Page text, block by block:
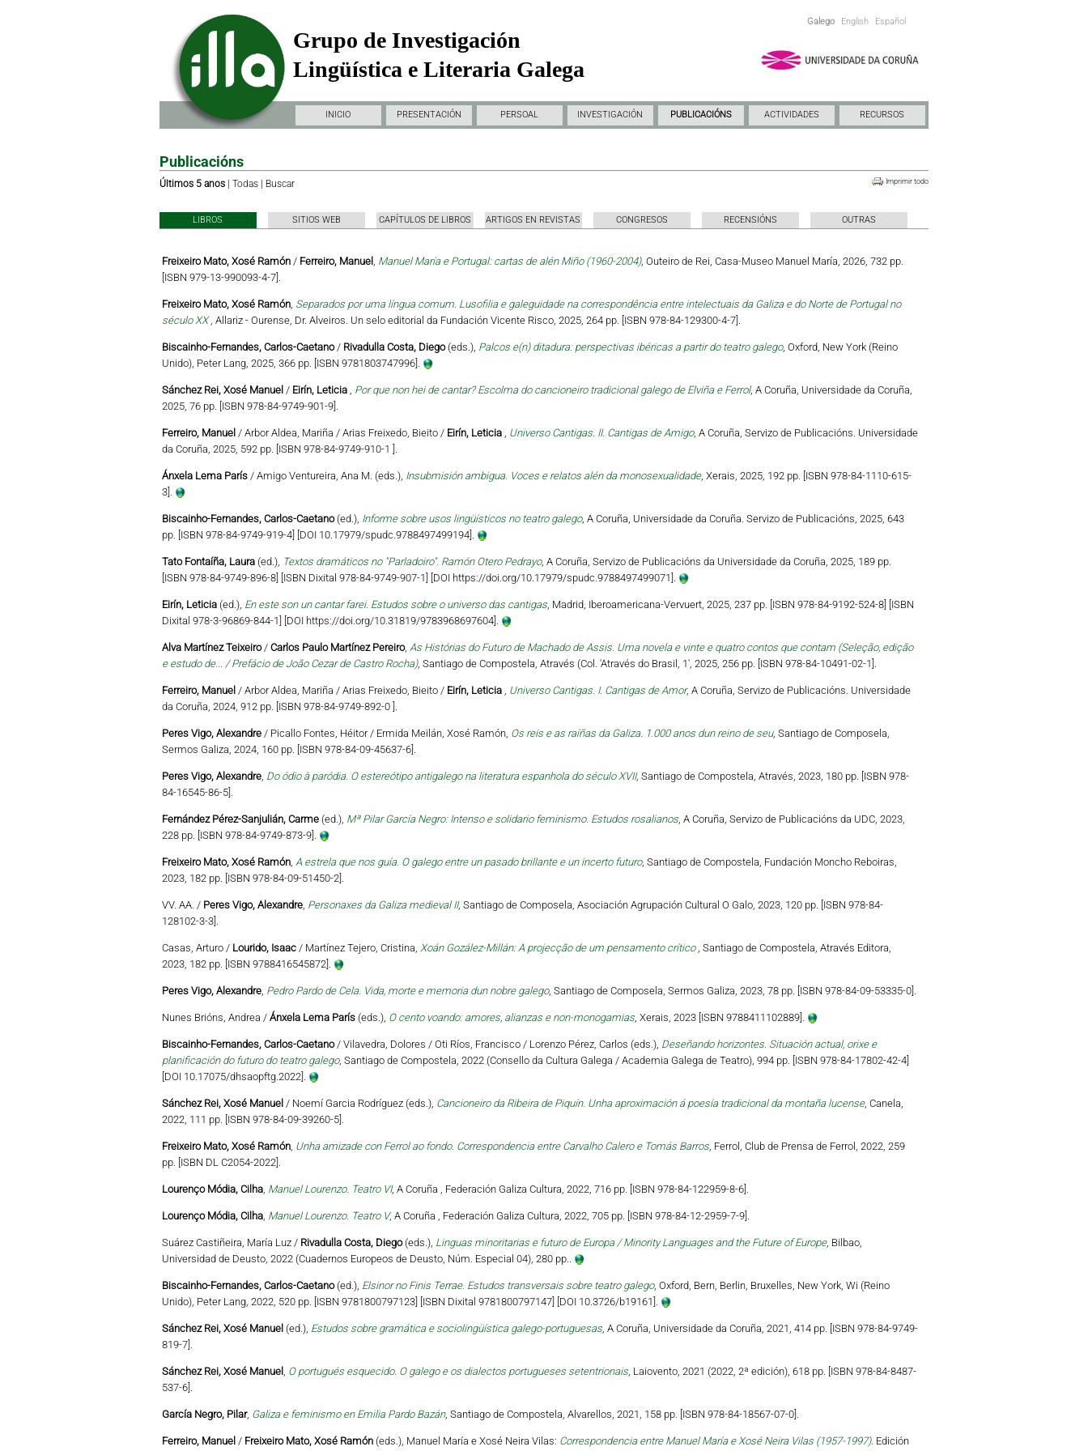
Galego English Español
Grupo de Investigación
Lingüística e Literaria Galega
INICIO PRESENTACIÓN PERSOAL INVESTIGACIÓN PUBLICACIÓNS ACTIVIDADES RECURSOS
Publicacións
Últimos 5 anos| Todas| Buscar Imprimir todo
LIBROS SITIOS WEB CAPÍTULOS DE LIBROS ARTIGOS EN REVISTAS CONGRESOS RECENSIÓNS OUTRAS
Freixeiro Mato, Xosé Ramón/ Ferreiro, Manuel , Manuel María e Portugal: cartas de alén Miño (1960-2004), Outeiro de Rei, Casa-Museo Manuel María, 2026, 732 pp.
[ISBN 979-13-990093-4-7].
Freixeiro Mato, Xosé Ramón, Separados por uma língua comum. Lusofilia e galeguidade na correspondência entre intelectuais da Galiza e do Norte de Portugal no
século XX, Allariz - Ourense, Dr. Alveiros. Un selo editorial da Fundación Vicente Risco, 2025, 264 pp. [ISBN 978-84-129300-4-7].
Biscainho-Fernandes, Carlos-Caetano/ Rivadulla Costa, Diego(eds.), Palcos e(n) ditadura: perspectivas ibéricas a partir do teatro galego, Oxford, New York (Reino
Unido), Peter Lang, 2025, 366 pp. [ISBN 9781803747996].
Sánchez Rei, Xosé Manuel / Eirín, Leticia , Por que non hei de cantar? Escolma do cancioneiro tradicional galego de Elviña e Ferrol, A Coruña, Universidade da Coruña,
2025, 76 pp. [ISBN 978-84-9749-901-9].
Ferreiro, Manuel / Arbor Aldea, Mariña / Arias Freixedo, Bieito / Eirín, Leticia , Universo Cantigas. II. Cantigas de Amigo, A Coruña, Servizo de Publicacións. Universidade
da Coruña, 2025, 592 pp. [ISBN 978-84-9749-910-1 ].
Ánxela Lema París/ Amigo Ventureira, Ana M. (eds.), Insubmisión ambigua. Voces e relatos alén da monosexualidade, Xerais, 2025, 192 pp. [ISBN 978-84-1110-615-
3].
Biscainho-Fernandes, Carlos-Caetano(ed.), Informe sobre usos lingüísticos no teatro galego, A Coruña, Universidade da Coruña. Servizo de Publicacións, 2025, 643
pp. [ISBN 978-84-9749-919-4] [DOI 10.17979/spudc.9788497499194].
Tato Fontaíña, Laura(ed.), Textos dramáticos no "Parladoiro". Ramón Otero Pedrayo, A Coruña, Servizo de Publicacións da Universidade da Coruña, 2025, 189 pp.
[ISBN 978-84-9749-896-8] [ISBN Dixital 978‐84‐9749‐907‐1] [DOI https://doi.org/10.17979/spudc.9788497499071].
Eirín, Leticia (ed.), En este son un cantar farei. Estudos sobre o universo das cantigas, Madrid, Iberoamericana-Vervuert, 2025, 237 pp. [ISBN 978-84-9192-524-8] [ISBN
Dixital 978-3-96869-844-1] [DOI https://doi.org/10.31819/9783968697604].
Alva Martínez Teixeiro/ Carlos Paulo Martínez Pereiro, As Histórias do Futuro de Machado de Assis. Uma novela e vinte e quatro contos que contam (Seleção, edição
e estudo de... / Prefácio de João Cezar de Castro Rocha), Santiago de Compostela, Através (Col. 'Através do Brasil, 1', 2025, 256 pp. [ISBN 978-84-10491-02-1].
Ferreiro, Manuel / Arbor Aldea, Mariña / Arias Freixedo, Bieito / Eirín, Leticia , Universo Cantigas. I. Cantigas de Amor, A Coruña, Servizo de Publicacións. Universidade
da Coruña, 2024, 912 pp. [ISBN 978-84-9749-892-0 ].
Peres Vigo, Alexandre/ Picallo Fontes, Héitor / Ermida Meilán, Xosé Ramón, Os reis e as raíñas da Galiza. 1.000 anos dun reino de seu, Santiago de Composela,
Sermos Galiza, 2024, 160 pp. [ISBN 978-84-09-45637-6].
Peres Vigo, Alexandre, Do ódio à paródia. O estereótipo antigalego na literatura espanhola do século XVII, Santiago de Compostela, Através, 2023, 180 pp. [ISBN 978-
84-16545-86-5].
Fernández Pérez-Sanjulián, Carme(ed.), Mª Pilar García Negro: Intenso e solidario feminismo. Estudos rosalianos, A Coruña, Servizo de Publicacións da UDC, 2023,
228 pp. [ISBN 978-84-9749-873-9].
Freixeiro Mato, Xosé Ramón, A estrela que nos guía. O galego entre un pasado brillante e un incerto futuro, Santiago de Compostela, Fundación Moncho Reboiras,
2023, 182 pp. [ISBN 978-84-09-51450-2].
VV. AA. / Peres Vigo, Alexandre, Personaxes da Galiza medieval II, Santiago de Composela, Asociación Agrupación Cultural O Galo, 2023, 120 pp. [ISBN 978-84-
128102-3-3].
Casas, Arturo / Lourido, Isaac/ Martínez Tejero, Cristina, Xoán Gozález-Millán: A projecção de um pensamento crítico , Santiago de Compostela, Através Editora,
2023, 182 pp. [ISBN 9788416545872].
Peres Vigo, Alexandre, Pedro Pardo de Cela. Vida, morte e memoria dun nobre galego, Santiago de Composela, Sermos Galiza, 2023, 78 pp. [ISBN 978-84-09-53335-0].
Nunes Brións, Andrea / Ánxela Lema París(eds.), O cento voando: amores, alianzas e non-monogamias, Xerais, 2023 [ISBN 9788411102889].
Biscainho-Fernandes, Carlos-Caetano/ Vilavedra, Dolores / Oti Ríos, Francisco / Lorenzo Pérez, Carlos (eds.), Deseñando horizontes. Situación actual, orixe e
planificación do futuro do teatro galego, Santiago de Compostela, 2022 (Consello da Cultura Galega / Academia Galega de Teatro), 994 pp. [ISBN 978-84-17802-42-4]
[DOI 10.17075/dhsaopftg.2022].
Sánchez Rei, Xosé Manuel / Noemí Garcia Rodríguez (eds.), Cancioneiro da Ribeira de Piquín. Unha aproximación á poesía tradicional da montaña lucense, Canela,
2022, 111 pp. [ISBN 978-84-09-39260-5].
Freixeiro Mato, Xosé Ramón, Unha amizade con Ferrol ao fondo. Correspondencia entre Carvalho Calero e Tomás Barros, Ferrol, Club de Prensa de Ferrol, 2022, 259
pp. [ISBN DL C2054-2022].
Lourenço Módia, Cilha, Manuel Lourenzo. Teatro VI, A Coruña , Federación Galiza Cultura, 2022, 716 pp. [ISBN 978-84-122959-8-6].
Lourenço Módia, Cilha, Manuel Lourenzo. Teatro V, A Coruña , Federación Galiza Cultura, 2022, 705 pp. [ISBN 978-84-12-2959-7-9].
Suárez Castiñeira, María Luz / Rivadulla Costa, Diego(eds.), Linguas minoritarias e futuro de Europa / Minority Languages and the Future of Europe, Bilbao,
Universidad de Deusto, 2022 (Cuadernos Europeos de Deusto, Núm. Especial 04), 280 pp..
Biscainho-Fernandes, Carlos-Caetano(ed.), Elsinor no Finis Terrae. Estudos transversais sobre teatro galego, Oxford, Bern, Berlin, Bruxelles, New York, Wi (Reino
Unido), Peter Lang, 2022, 520 pp. [ISBN 9781800797123] [ISBN Dixital 9781800797147] [DOI 10.3726/b19161].
Sánchez Rei, Xosé Manuel (ed.), Estudos sobre gramática e sociolingüística galego-portuguesas, A Coruña, Universidade da Coruña, 2021, 414 pp. [ISBN 978-84-9749-
819-7].
Sánchez Rei, Xosé Manuel , O portugués esquecido. O galego e os dialectos portugueses setentrionais, Laiovento, 2021 (2022, 2ª edición), 618 pp. [ISBN 978-84-8487-
537-6].
García Negro, Pilar, Galiza e feminismo en Emilia Pardo Bazán, Santiago de Compostela, Alvarellos, 2021, 158 pp. [ISBN 978-84-18567-07-0].
Ferreiro, Manuel / Freixeiro Mato, Xosé Ramón(eds.), Manuel María e Xosé Neira Vilas: Correspondencia entre Manuel María e Xosé Neira Vilas (1957-1997). Edición